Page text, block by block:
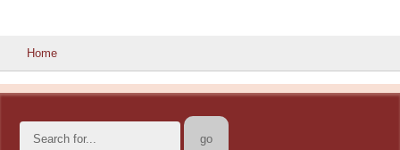
Home